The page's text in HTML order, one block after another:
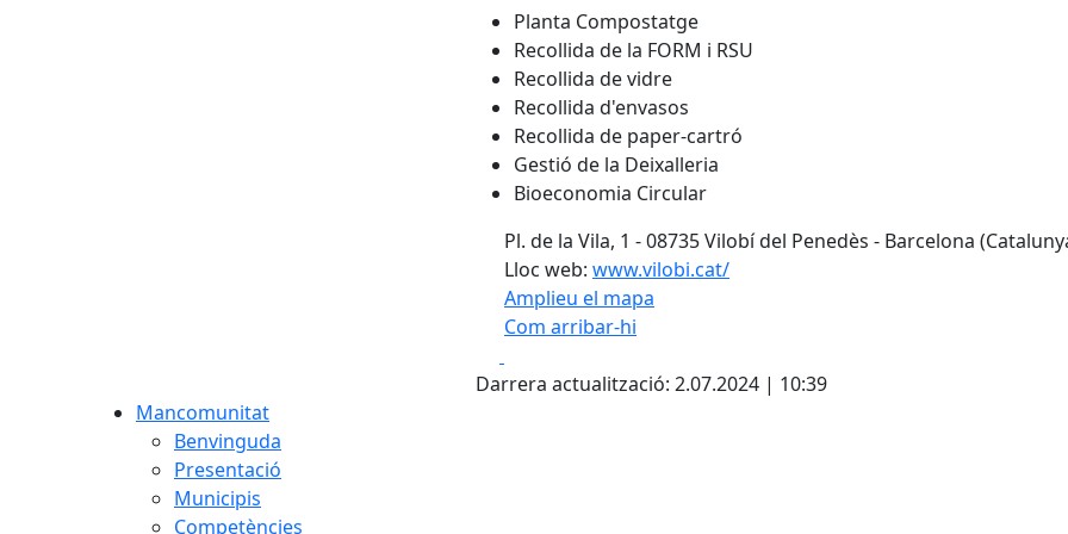
Planta Compostatge
Recollida de la FORM i RSU
Recollida de vidre
Recollida d'envasos
Recollida de paper-cartró
Gestió de la Deixalleria
Bioeconomia Circular
Pl. de la Vila, 1 - 08735 Vilobí del Penedès - Barcelona
Lloc web: www.vilobi.cat/
Amplieu el mapa
Com arribar-hi
+
Darrera actualització: 2.07.2024 | 10:39
Mancomunitat
Benvinguda
Presentació
Municipis
Competències